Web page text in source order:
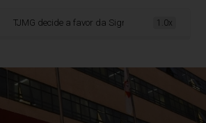
TJMG decide a favor da Sigma Lithium e revoga
1.0x